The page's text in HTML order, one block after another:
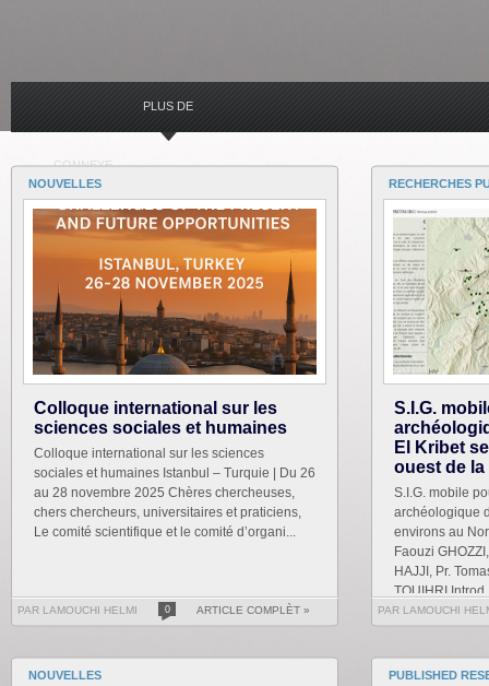
CONNEXE
PLUS DE
NOUVELLES
Colloque international sur les
sciences sociales et humaines
Colloque international sur les sciences
sociales et humaines Istanbul – Turquie | Du 26
au 28 novembre 2025 Chères chercheuses,
chers chercheurs, universitaires et praticiens,
Le comité scientifique et le comité d’organi...
PAR LAMOUCHI HELMI 0 ARTICLE COMPLÈT »
RECHERCHES
S.I.G.
El Kribet
ouest de la
S.I.G. mobile
archéologique
environs au
Faouzi
HAJJI, Pr.
TOUIHRI
PAR LAMOUCHI
NOUVELLES PUBLISHED